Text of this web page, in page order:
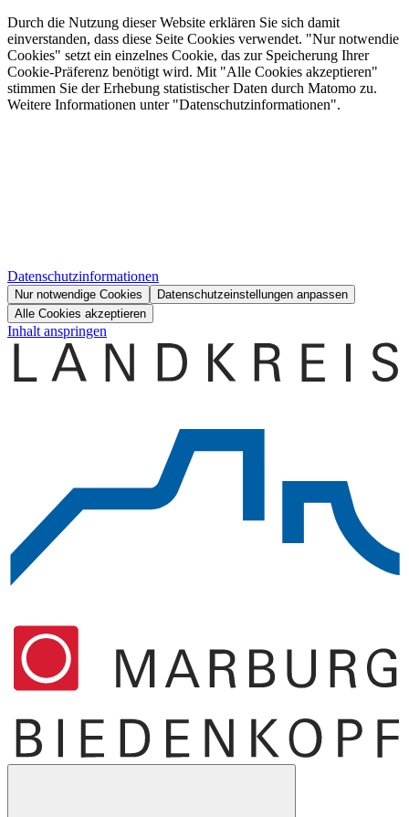
Durch die Nutzung dieser Website erklären Sie sich damit
einverstanden, dass diese Seite Cookies verwendet. "Nur notwendie
Cookies" setzt ein einzelnes Cookie, das zur Speicherung Ihrer
Cookie-Präferenz benötigt wird. Mit "Alle Cookies akzeptieren"
stimmen Sie der Erhebung statistischer Daten durch Matomo zu.
Weitere Informationen unter "Datenschutzinformationen".
Datenschutzinformationen
Nur notwendige Cookies
Datenschutzeinstellungen anpassen
Alle Cookies akzeptieren
Inhalt anspringen